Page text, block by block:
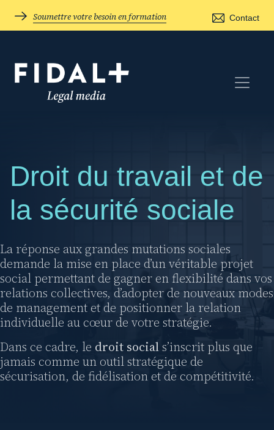
Soumettre votre besoin en formation Contact
Droit du travail et de
la sécurité sociale
La réponse aux grandes mutations sociales
demande la mise en place d’un véritable projet
social permettant de gagner en flexibilité dans vos
relations collectives, d’adopter de nouveaux modes
de management et de positionner la relation
individuelle au cœur de votre stratégie.
Dans ce cadre, le droit socials’inscrit plus que
jamais comme un outil stratégique de
sécurisation, de fidélisation et de compétitivité.